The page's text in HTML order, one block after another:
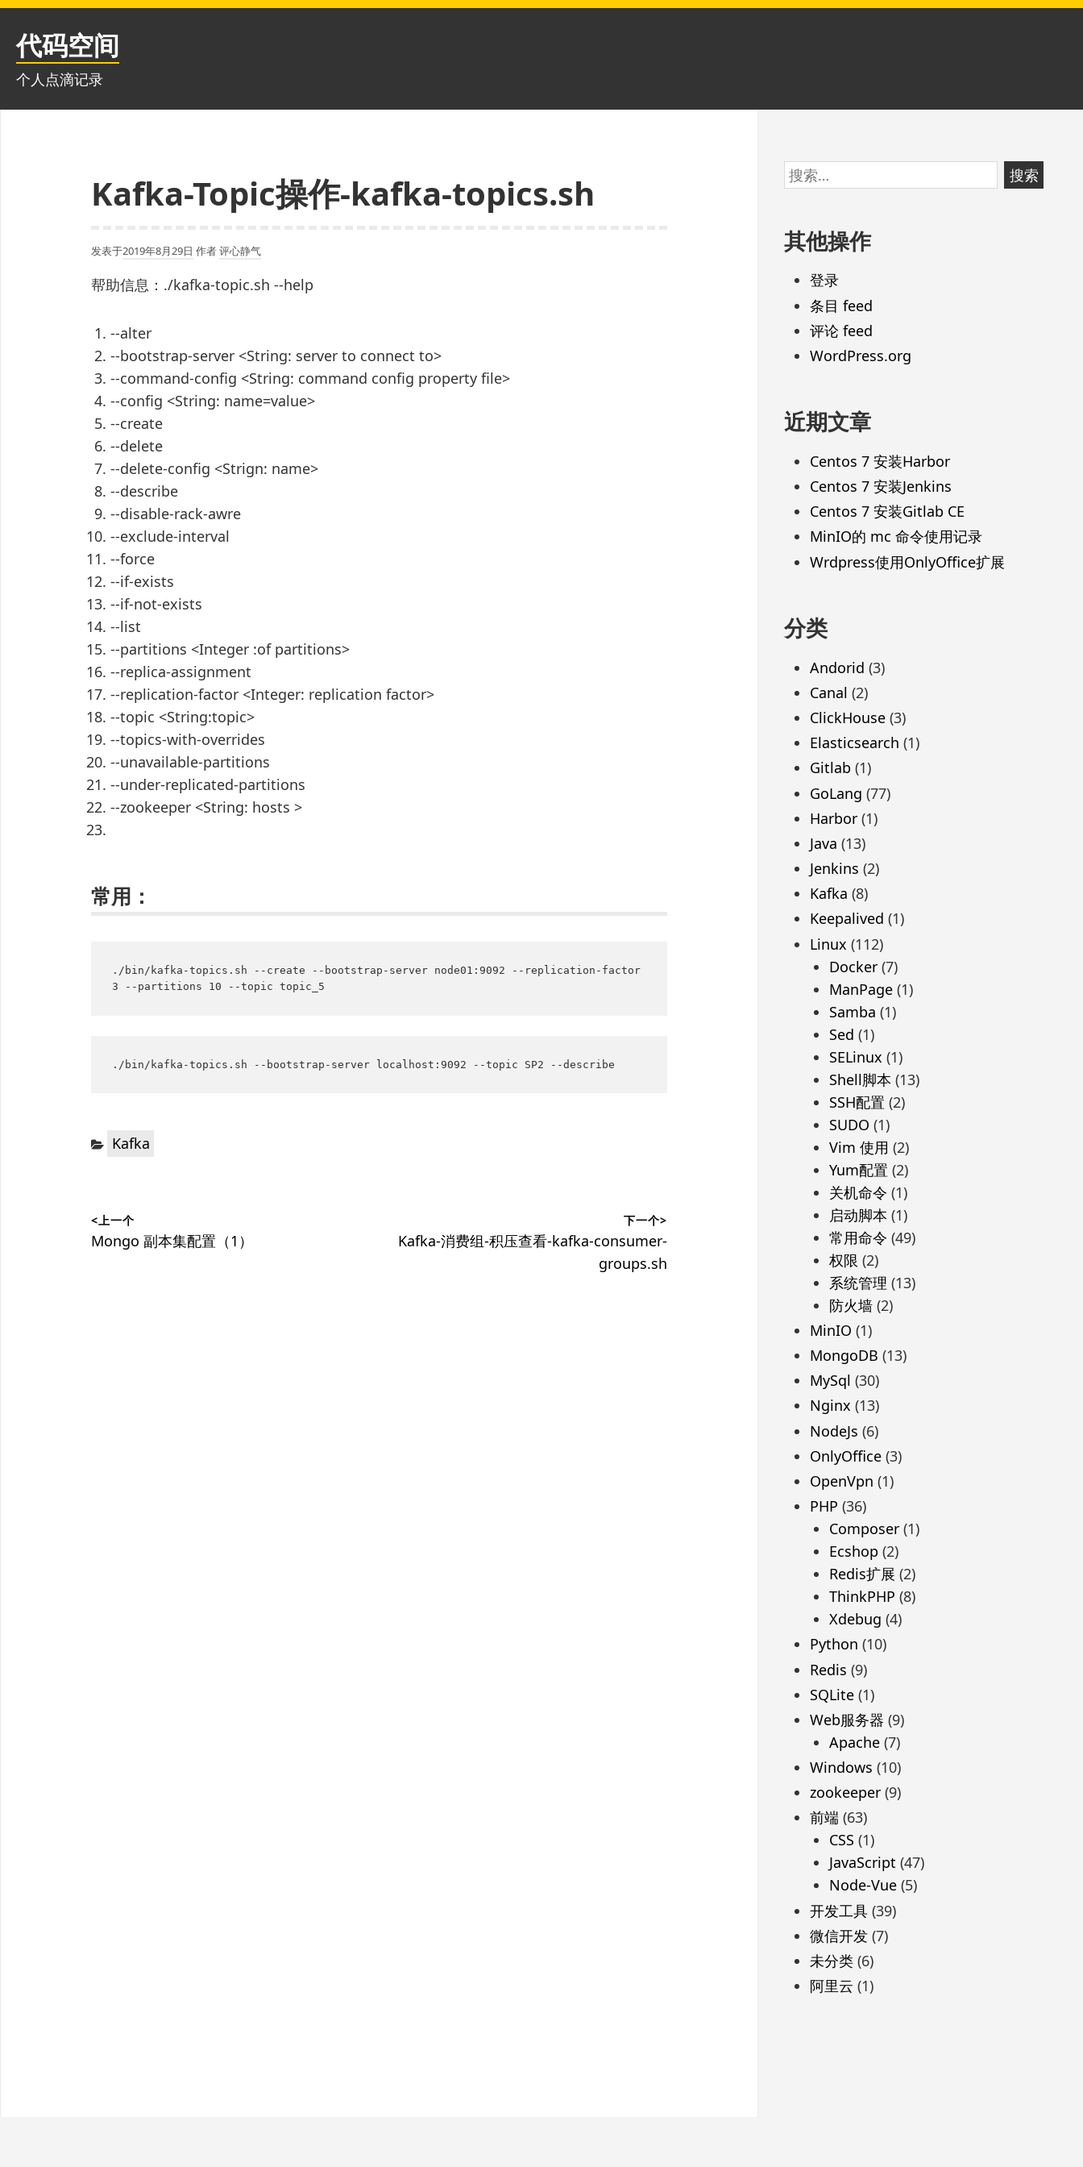
跳
代码空间
个人点滴记录
Kafka-Topic操作-kafka-topics.sh
发表于2019年8月29日 作者评心静气
帮助信息：./kafka-topic.sh --help
--alter
--bootstrap-server <String: server to connect to>
--command-config <String: command config property file>
--config <String: name=value>
--create
--delete
--delete-config <Strign: name>
--describe
--disable-rack-awre
--exclude-interval
--force
--if-exists
--if-not-exists
--list
--partitions <Integer :of partitions>
--replica-assignment
--replication-factor <Integer: replication factor>
--topic <String:topic>
--topics-with-overrides
--unavailable-partitions
--under-replicated-partitions
--zookeeper <String: hosts >
常用：
./bin/kafka-topics.sh --create --bootstrap-server node01:9092 --replication-factor
3 --partitions 10 --topic topic_5
./bin/kafka-topics.sh --bootstrap-server localhost:9092 --topic SP2 --describe
分 Kafka
章
<上一个
上
Mongo 副本集配置（1）
下一个>
下
Kafka-消费组-积压查看-kafka-consumer-
groups.sh
跳
至
脚
搜
索：
其他操作
登录
条目 feed
评论 feed
WordPress.org
近期文章
Centos 7 安装Harbor
Centos 7 安装Jenkins
Centos 7 安装Gitlab CE
MinIO的 mc 命令使用记录
Wrdpress使用OnlyOffice扩展
分类
Andorid (3)
Canal (2)
ClickHouse(3)
Elasticsearch (1)
Gitlab (1)
GoLang (77)
Harbor(1)
Java (13)
Jenkins (2)
Kafka (8)
Keepalived (1)
Linux (112)
Docker(7)
ManPage(1)
Samba (1)
Sed (1)
SELinux (1)
Shell脚本 (13)
SSH配置 (2)
SUDO (1)
Vim 使用 (2)
Yum配置 (2)
关机命令 (1)
启动脚本 (1)
常用命令 (49)
权限 (2)
系统管理 (13)
防火墙(2)
MinIO (1)
MongoDB (13)
MySql (30)
Nginx (13)
NodeJs (6)
OnlyOffice(3)
OpenVpn (1)
PHP (36)
Composer(1)
Ecshop (2)
Redis扩展 (2)
ThinkPHP (8)
Xdebug (4)
Python (10)
Redis (9)
SQLite(1)
Web服务器 (9)
Apache(7)
Windows (10)
zookeeper(9)
前端(63)
CSS (1)
JavaScript (47)
Node-Vue(5)
开发工具(39)
微信开发(7)
未分类(6)
阿里云 (1)